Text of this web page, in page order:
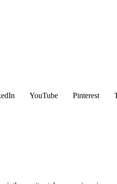
YouTube Pinterest